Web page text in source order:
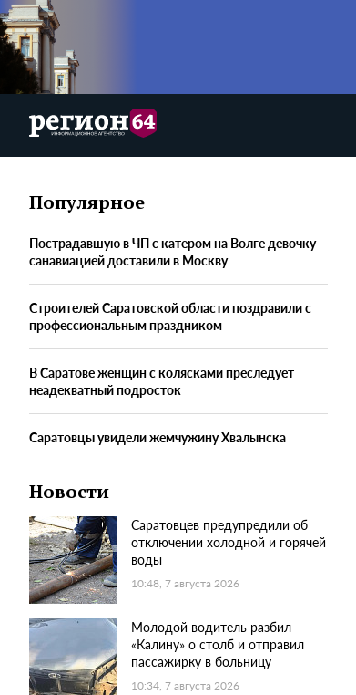
Популярное
Пострадавшую в ЧП с катером на Волге девочку
санавиацией доставили в Москву
Строителей Саратовской области поздравили с
профессиональным праздником
В Саратове женщин с колясками преследует
неадекватный подросток
Саратовцы увидели жемчужину Хвалынска
Новости
Саратовцев предупредили об
отключении холодной и горячей
воды
10:48, 7 августа 2026
Молодой водитель разбил
«Калину» о столб и отправил
пассажирку в больницу
10:34, 7 августа 2026